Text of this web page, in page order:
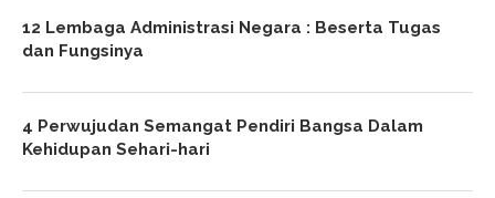
12 Lembaga Administrasi Negara : Beserta Tugas
dan Fungsinya
4 Perwujudan Semangat Pendiri Bangsa Dalam
Kehidupan Sehari-hari